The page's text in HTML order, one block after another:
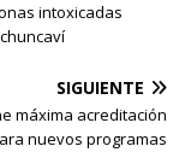
intoxicadas
SIGUIENTE
máxima acreditación
nuevos programas